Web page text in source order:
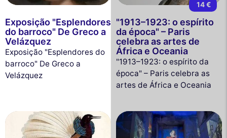
Exposição "Esplendores
do barroco" De Greco a
Velázquez
Exposição "Esplendores do
barroco" De Greco a
Velázquez
14 €
"1913–1923: o espírito
da época" – Paris
celebra as artes de
África e Oceania
"1913–1923: o espírito da
época" – Paris celebra as
artes de África e Oceania